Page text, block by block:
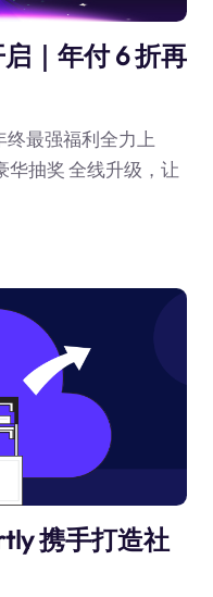
｜年付 6 折再
终最强福利全力上
华抽奖 全线升级，让
携手打造社